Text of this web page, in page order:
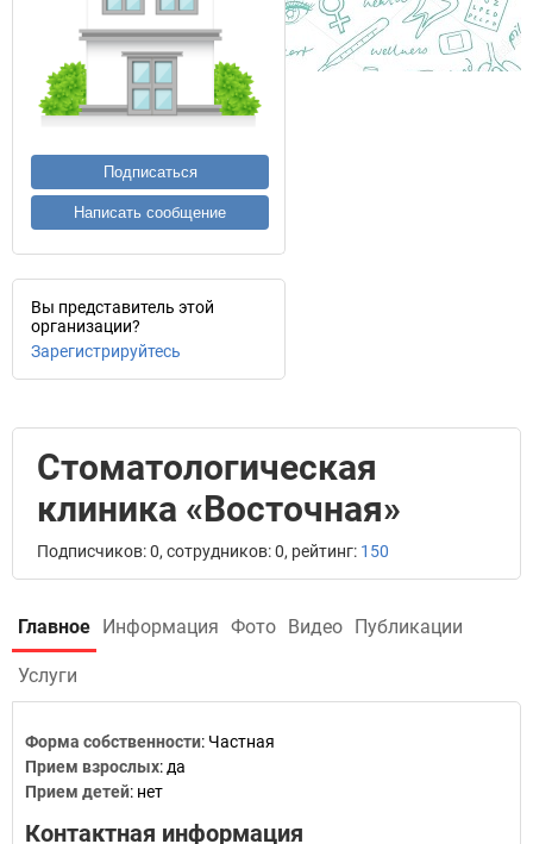
Подписаться
Написать сообщение
Вы представитель этой
организации?
Зарегистрируйтесь
Стоматологическая
клиника «Восточная»
Подписчиков: 0, сотрудников: 0, рейтинг: 150
Главное Информация Фото Видео Публикации
Услуги
Форма собственности: Частная
Прием взрослых: да
Прием детей: нет
Контактная информация